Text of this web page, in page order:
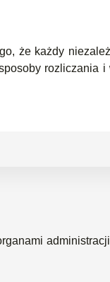
że każdy
rozliczania i
administracji